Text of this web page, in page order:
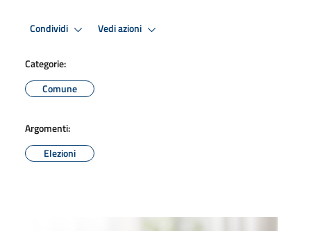
Condividi Vedi azioni
Categorie:
Comune
Argomenti:
Elezioni